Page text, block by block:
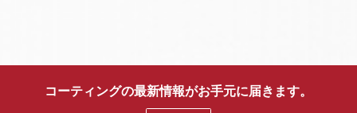
コーティングの最新情報がお手元に届きます。